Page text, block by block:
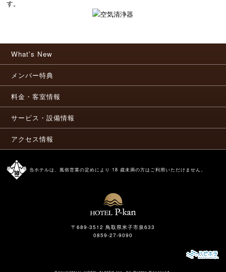
す。
What's New
メンバー特典
料金・客室情報
サービス・設備情報
アクセス情報
当ホテルは、風俗営業の定めにより 18 歳未満の方はご利用いただけません。
〒689-3512 鳥取県米子市泉633
0859-27-9090